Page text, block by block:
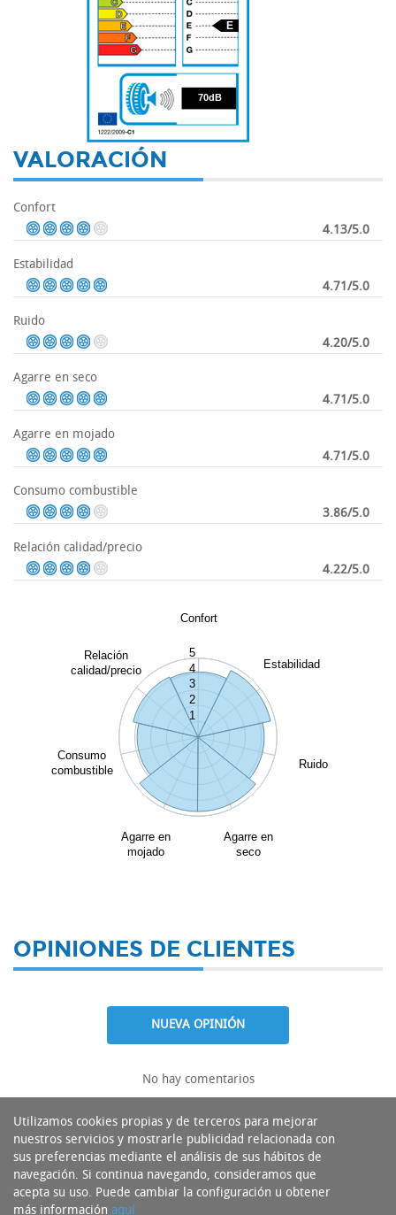
70
E
70dB
VALORACIÓN
Confort
4.13/5.0
Estabilidad
4.71/5.0
Ruido
4.20/5.0
Agarre en seco
4.71/5.0
Agarre en mojado
4.71/5.0
Consumo combustible
3.86/5.0
Relación calidad/precio
4.22/5.0
Confort
Estabilidad
Ruido
Agarre en
seco
Agarre en
mojado
Consumo
combustible
Relación
calidad/precio
1
2
3
4
5
OPINIONES DE CLIENTES
NUEVA OPINIÓN
No hay comentarios
Utilizamos cookies propias y de terceros para mejorar
nuestros servicios y mostrarle publicidad relacionada con
sus preferencias mediante el análisis de sus hábitos de
navegación. Si continua navegando, consideramos que
acepta su uso. Puede cambiar la configuración u obtener
más información aquí